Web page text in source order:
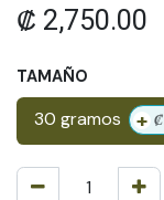
₡ 2,750.00
TAMAÑO
30 gramos + ₡